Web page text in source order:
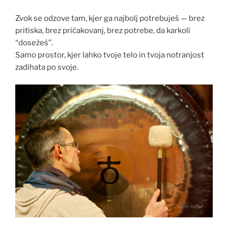
Zvok se odzove tam, kjer ga najbolj potrebuješ — brez
pritiska, brez pričakovanj, brez potrebe, da karkoli
“dosežeš”.
Samo prostor, kjer lahko tvoje telo in tvoja notranjost
zadihata po svoje.